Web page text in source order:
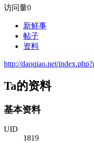
访问量0
新鲜事
帖子
资料
http://daoqiao.net/
Ta的资料
基本资料
UID
1819